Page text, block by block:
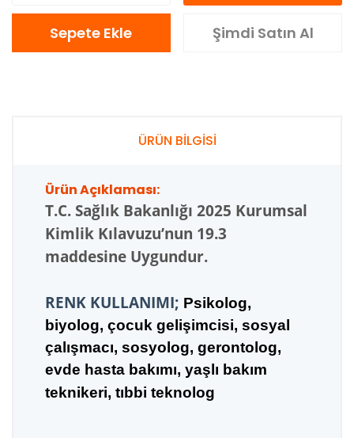
Sepete Ekle Şimdi Satın Al
ÜRÜN BİLGİSİ
Ürün Açıklaması:
T.C. Sağlık Bakanlığı 2025 Kurumsal
Kimlik Kılavuzu’nun 19.3
maddesine Uygundur.
RENK KULLANIMI; Psikolog,
biyolog, çocuk gelişimcisi, sosyal
çalışmacı, sosyolog, gerontolog,
evde hasta bakımı, yaşlı bakım
teknikeri, tıbbi teknolog